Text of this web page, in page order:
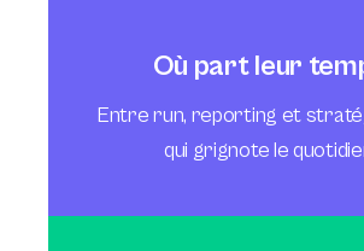
Où part leur
Entre run, reporting et
qui grignote le